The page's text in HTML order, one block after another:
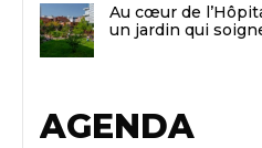
Au cœur de
un jardin qui
AGENDA